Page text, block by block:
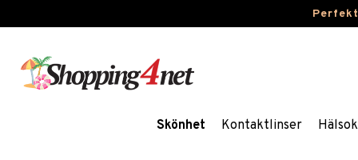
Skönhet Kontaktlinser